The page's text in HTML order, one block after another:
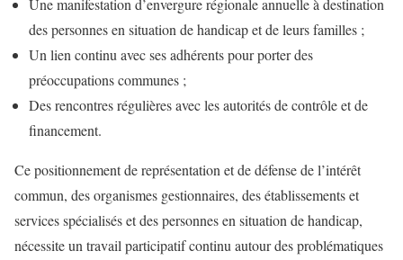
Une manifestation d’envergure régionale annuelle à destination
des personnes en situation de handicap et de leurs familles ;
Un lien continu avec ses adhérents pour porter des
préoccupations communes ;
Des rencontres régulières avec les autorités de contrôle et de
financement.
Ce positionnement de représentation et de défense de l’intérêt
commun, des organismes gestionnaires, des établissements et
services spécialisés et des personnes en situation de handicap,
nécessite un travail participatif continu autour des problématiques